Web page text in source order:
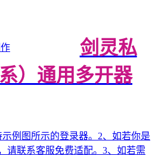
剑灵私
）通用多开器
例图所示的登录器。2、如若你是
请联系客服免费适配。3、如若需